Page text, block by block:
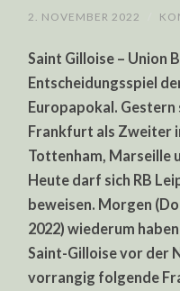
2. NOVEMBER 2022
Saint Gilloise – Union
Entscheidungsspiel
Europapokal.
Frankfurt als Zweiter
Tottenham, Marseille
Heute darf sich RB
beweisen. Morgen
2022) wiederum
Saint-Gilloise vor der
vorrangig folgende